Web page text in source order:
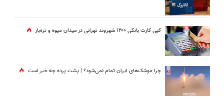
کپی کارت بانکی ۱۲۰۰ شهروند تهرانی در میدان میوه و تره‌بار
چرا موشک‌های ایران تمام نمی‌شود؟ | پشت پرده چه خبر است